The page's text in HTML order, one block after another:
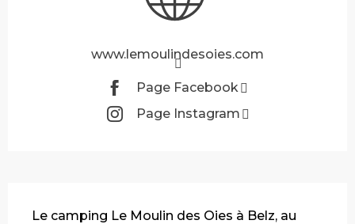
www.lemoulindesoies.com
Page Facebook
Page Instagram
Le camping Le Moulin des Oies à Belz, au